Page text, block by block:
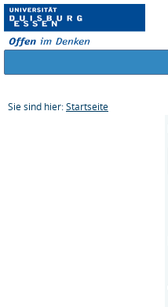
Sie sind hier: Startseite